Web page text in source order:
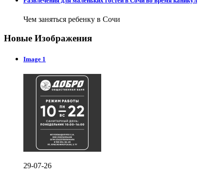
Чем заняться ребенку в Сочи
Новые Изображения
Image 1
29-07-26